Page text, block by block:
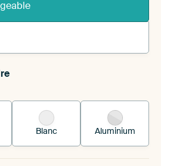
impression dans votre cadre
cela fonctionne.
Blanc Aluminium